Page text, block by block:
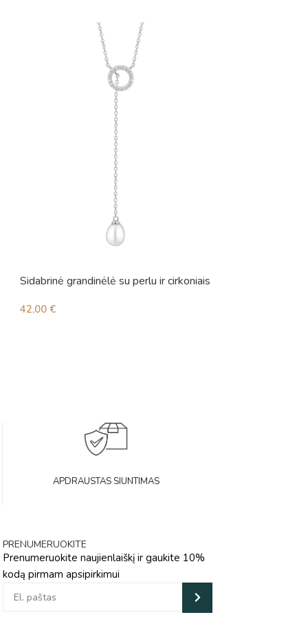
Sidabrinė grandinėlė su perlu ir cirkoniais
42,00 €
APDRAUSTAS SIUNTIMAS
PRENUMERUOKITE
Prenumeruokite naujienlaiškį ir gaukite 10%
kodą pirmam apsipirkimui